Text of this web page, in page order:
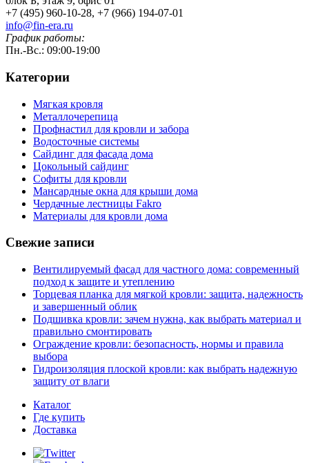
+7 (495) 960-10-28, +7 (966) 194-07-01
info@fin-era.ru
График работы:
Пн.-Вс.: 09:00-19:00
Категории
Мягкая кровля
Металлочерепица
Профнастил для кровли и забора
Водосточные системы
Сайдинг для фасада дома
Цокольный сайдинг
Софиты для кровли
Мансардные окна для крыши дома
Чердачные лестницы Fakro
Материалы для кровли дома
Свежие записи
Вентилируемый фасад для частного дома: современный
подход к защите и утеплению
Торцевая планка для мягкой кровли: защита, надежность
и завершенный облик
Подшивка кровли: зачем нужна, как выбрать материал и
правильно смонтировать
Ограждение кровли: безопасность, нормы и правила
выбора
Гидроизоляция плоской кровли: как выбрать надежную
защиту от влаги
Каталог
Где купить
Доставка